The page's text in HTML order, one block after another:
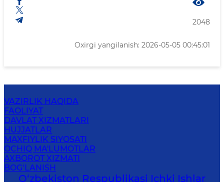
2048
Oxirgi yangilanish: 2026-05-05 00:45:01
VAZIRLIK HAQIDA
FAOLIYAT
DAVLAT XIZMATLARI
HUJJATLAR
MAXFIYLIK SIYOSATI
OCHIQ MA'LUMOTLAR
AXBOROT XIZMATI
BOG‘LANISH
O‘zbеkiston Rеspublikаsi Ichki Ishlаr